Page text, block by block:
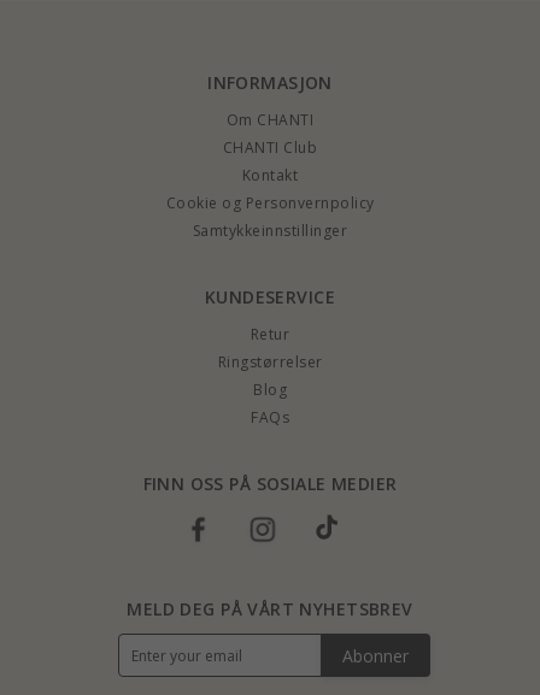
INFORMASJON
Om CHANTI
CHANTI Club
Kontakt
Cookie og Personvernpolicy
Samtykkeinnstillinger
KUNDESERVICE
Retur
Ringstørrelser
Blog
FAQs
FINN OSS PÅ SOSIALE MEDIER
MELD DEG PÅ VÅRT NYHETSBREV
Abonner